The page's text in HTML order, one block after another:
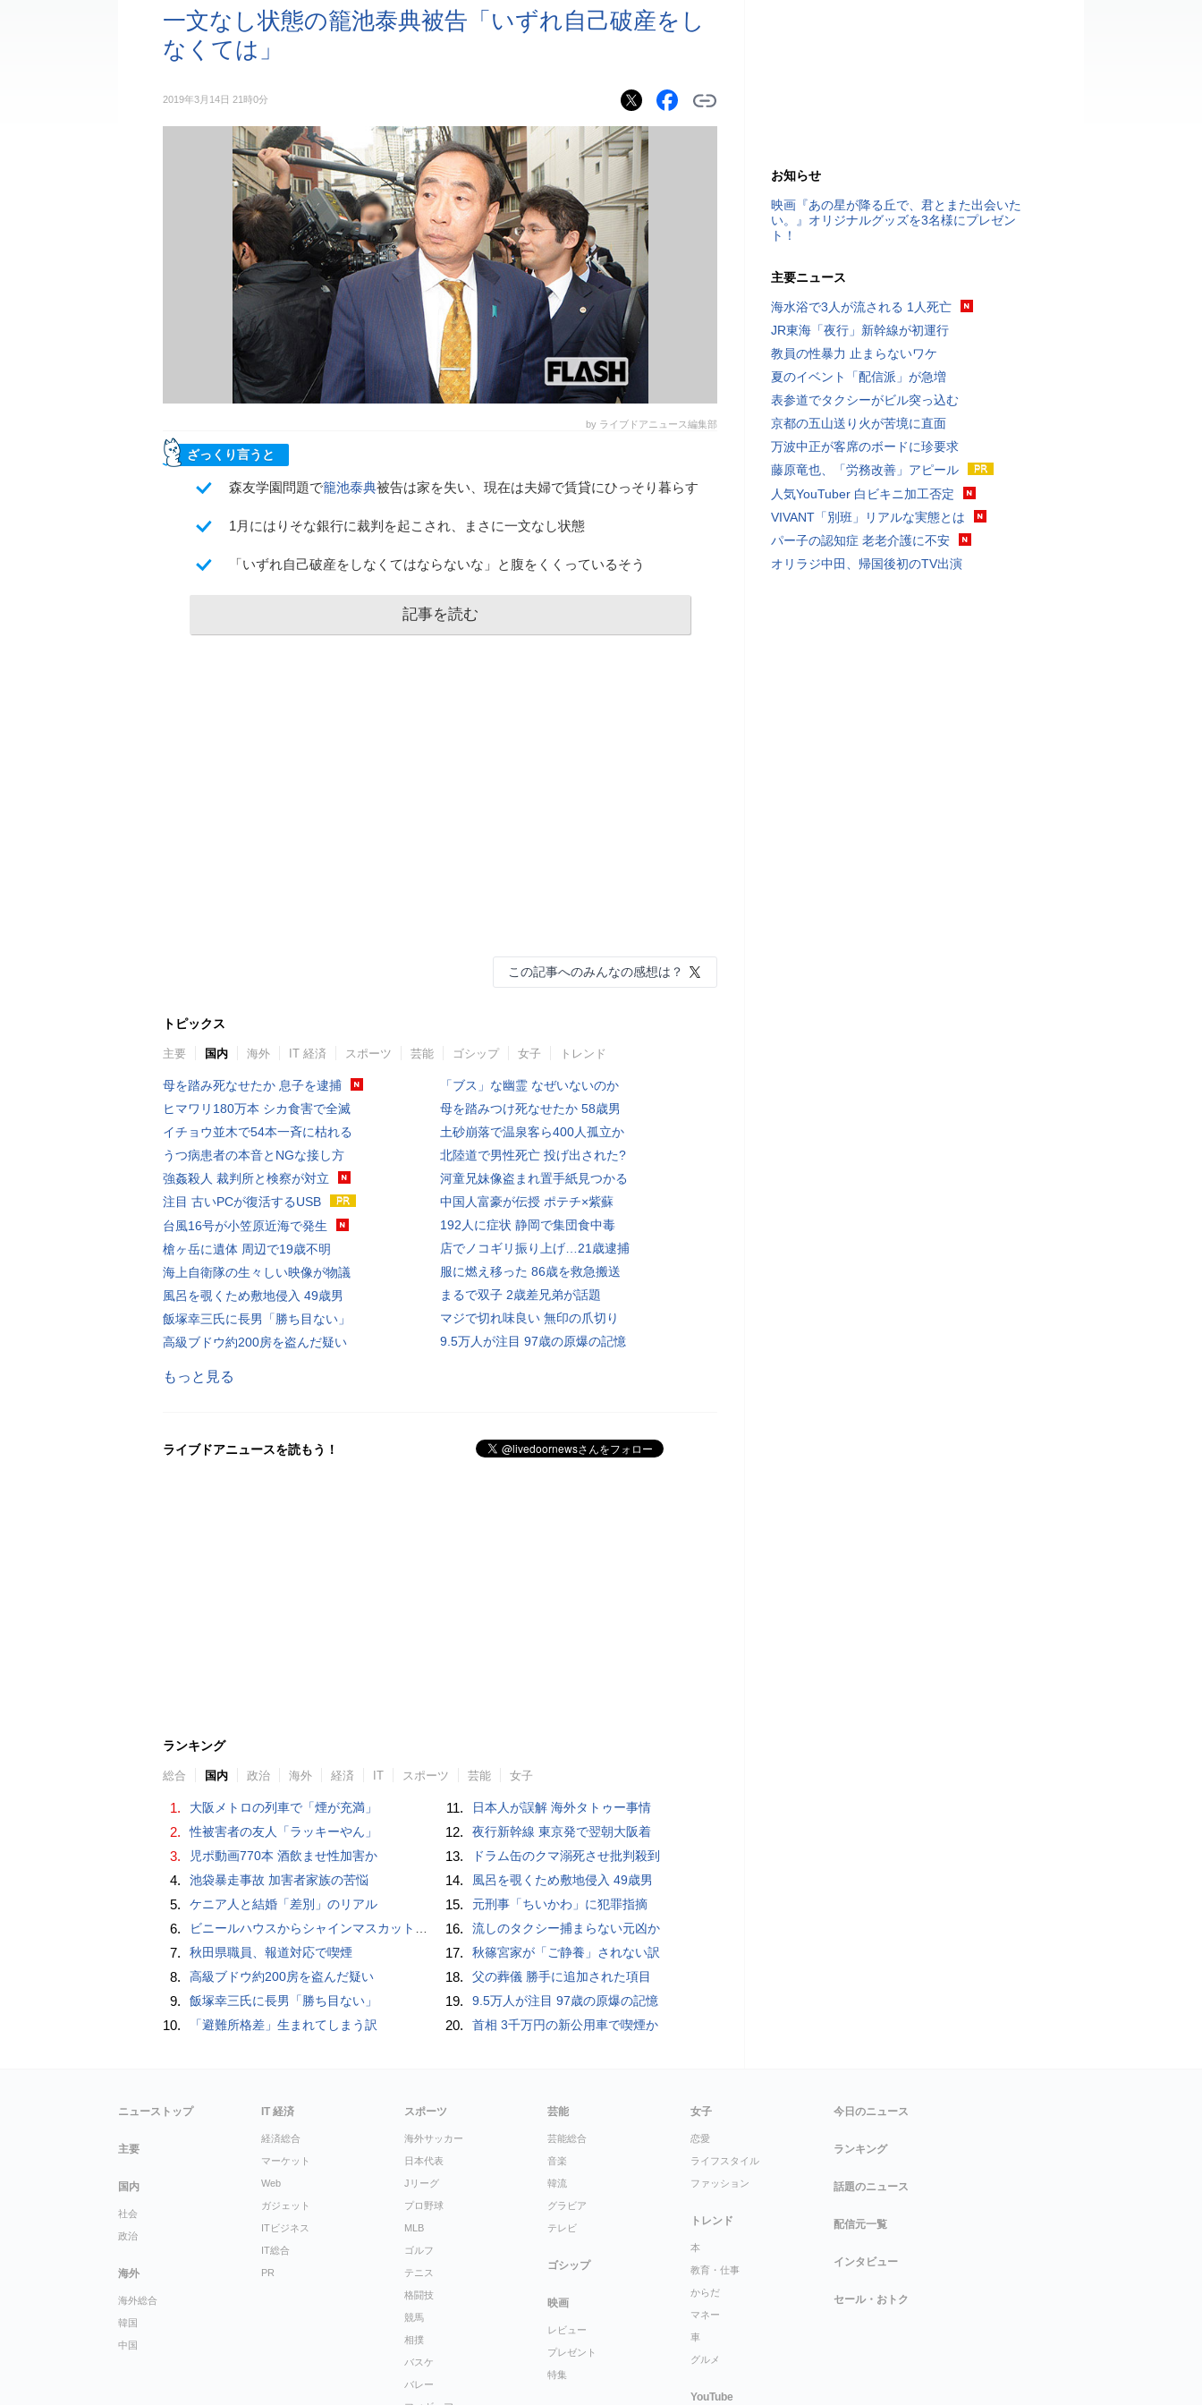
一文なし状態の籠池泰典被告「いずれ自己破産をし
なくては」
2019年3月14日 21時0分
by ライブドアニュース編集部
ざっくり言うと
森友学園問題で籠池泰典被告は家を失い、現在は夫婦で賃貸にひっそり暮らす
1月にはりそな銀行に裁判を起こされ、まさに一文なし状態
「いずれ自己破産をしなくてはならないな」と腹をくくっているそう
記事を読む
この記事へのみんなの感想は？
トピックス
主要 国内 海外 IT 経済 スポーツ 芸能 ゴシップ 女子 トレンド
母を踏み死なせたか 息子を逮捕
ヒマワリ180万本 シカ食害で全滅
イチョウ並木で54本一斉に枯れる
うつ病患者の本音とNGな接し方
強姦殺人 裁判所と検察が対立
注目 古いPCが復活するUSB
台風16号が小笠原近海で発生
槍ヶ岳に遺体 周辺で19歳不明
海上自衛隊の生々しい映像が物議
風呂を覗くため敷地侵入 49歳男
飯塚幸三氏に長男「勝ち目ない」
高級ブドウ約200房を盗んだ疑い
「ブス」な幽霊 なぜいないのか
母を踏みつけ死なせたか 58歳男
土砂崩落で温泉客ら400人孤立か
北陸道で男性死亡 投げ出された?
河童兄妹像盗まれ置手紙見つかる
中国人富豪が伝授 ポテチ×紫蘇
192人に症状 静岡で集団食中毒
店でノコギリ振り上げ…21歳逮捕
服に燃え移った 86歳を救急搬送
まるで双子 2歳差兄弟が話題
マジで切れ味良い 無印の爪切り
9.5万人が注目 97歳の原爆の記憶
もっと見る
ライブドアニュースを読もう！
ランキング
総合 国内 政治 海外 経済 IT スポーツ 芸能 女子
1. 大阪メトロの列車で「煙が充満」
2. 性被害者の友人「ラッキーやん」
3. 児ポ動画770本 酒飲ませ性加害か
4. 池袋暴走事故 加害者家族の苦悩
5. ケニア人と結婚「差別」のリアル
6. ビニールハウスからシャインマスカット約200房を盗んだ疑い ネットで販売か 無職の男（42）逮捕 岡山県警
7. 秋田県職員、報道対応で喫煙
8. 高級ブドウ約200房を盗んだ疑い
9. 飯塚幸三氏に長男「勝ち目ない」
10. 「避難所格差」生まれてしまう訳
11. 日本人が誤解 海外タトゥー事情
12. 夜行新幹線 東京発で翌朝大阪着
13. ドラム缶のクマ溺死させ批判殺到
14. 風呂を覗くため敷地侵入 49歳男
15. 元刑事「ちいかわ」に犯罪指摘
16. 流しのタクシー捕まらない元凶か
17. 秋篠宮家が「ご静養」されない訳
18. 父の葬儀 勝手に追加された項目
19. 9.5万人が注目 97歳の原爆の記憶
20. 首相 3千万円の新公用車で喫煙か
お知らせ
映画『あの星が降る丘で、君とまた出会いた
い。』オリジナルグッズを3名様にプレゼン
ト！
主要ニュース
海水浴で3人が流される 1人死亡
JR東海「夜行」新幹線が初運行
教員の性暴力 止まらないワケ
夏のイベント「配信派」が急増
表参道でタクシーがビル突っ込む
京都の五山送り火が苦境に直面
万波中正が客席のボードに珍要求
藤原竜也、「労務改善」アピール
人気YouTuber 白ビキニ加工否定
VIVANT「別班」リアルな実態とは
パー子の認知症 老老介護に不安
オリラジ中田、帰国後初のTV出演
ニューストップ
主要
国内
社会
政治
海外
海外総合
韓国
中国
IT 経済
経済総合
マーケット
Web
ガジェット
ITビジネス
IT総合
PR
スポーツ
海外サッカー
日本代表
Jリーグ
プロ野球
MLB
ゴルフ
テニス
格闘技
競馬
相撲
バスケ
バレー
芸能
芸能総合
音楽
韓流
グラビア
テレビ
ゴシップ
映画
レビュー
プレゼント
特集
女子
恋愛
ライフスタイル
ファッション
トレンド
本
教育・仕事
からだ
マネー
車
グルメ
YouTube
今日のニュース
ランキング
話題のニュース
配信元一覧
インタビュー
セール・おトク